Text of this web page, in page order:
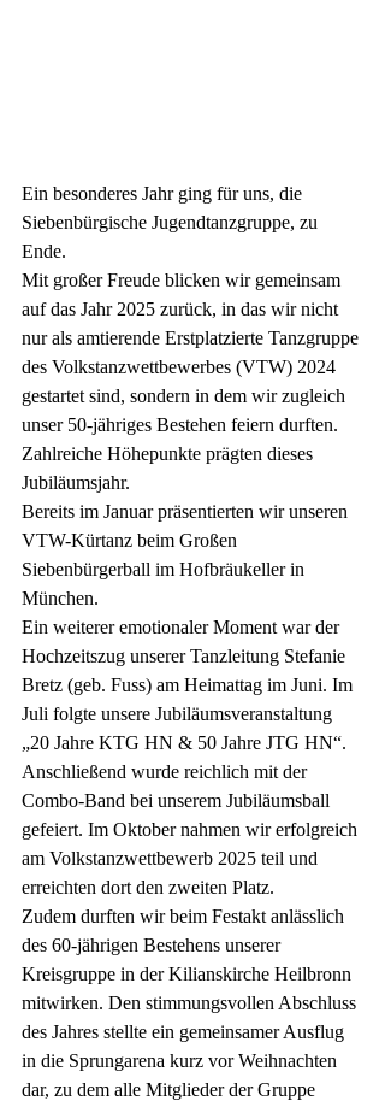
Ein besonderes Jahr ging für uns, die
Siebenbürgische Jugendtanzgruppe, zu
Ende.
Mit großer Freude blicken wir gemeinsam
auf das Jahr 2025 zurück, in das wir nicht
nur als amtierende Erstplatzierte Tanzgruppe
des Volkstanzwettbewerbes (VTW) 2024
gestartet sind, sondern in dem wir zugleich
unser 50-jähriges Bestehen feiern durften.
Zahlreiche Höhepunkte prägten dieses
Jubiläumsjahr.
Bereits im Januar präsentierten wir unseren
VTW-Kürtanz beim Großen
Siebenbürgerball im Hofbräukeller in
München.
Ein weiterer emotionaler Moment war der
Hochzeitszug unserer Tanzleitung Stefanie
Bretz (geb. Fuss) am Heimattag im Juni. Im
Juli folgte unsere Jubiläumsveranstaltung
„20 Jahre KTG HN & 50 Jahre JTG HN“.
Anschließend wurde reichlich mit der
Combo-Band bei unserem Jubiläumsball
gefeiert. Im Oktober nahmen wir erfolgreich
am Volkstanzwettbewerb 2025 teil und
erreichten dort den zweiten Platz.
Zudem durften wir beim Festakt anlässlich
des 60-jährigen Bestehens unserer
Kreisgruppe in der Kilianskirche Heilbronn
mitwirken. Den stimmungsvollen Abschluss
des Jahres stellte ein gemeinsamer Ausflug
in die Sprungarena kurz vor Weihnachten
dar, zu dem alle Mitglieder der Gruppe